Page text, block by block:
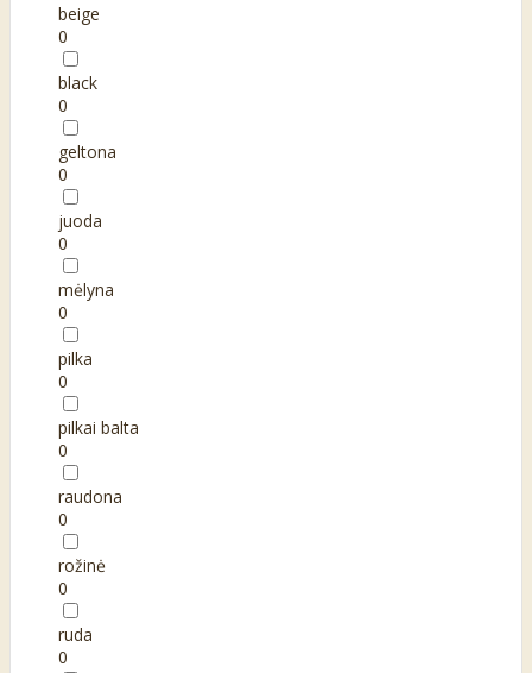
beige
0
black
0
geltona
0
juoda
0
mėlyna
0
pilka
0
pilkai balta
0
raudona
0
rožinė
0
ruda
0